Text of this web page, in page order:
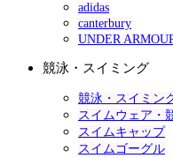
adidas
canterbury
UNDER
競泳・スイミング
競泳・スイミン
スイムウェア・
スイムキャップ
スイムゴーグル